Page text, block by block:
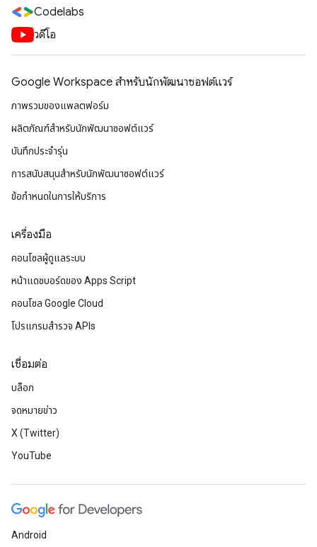
Codelabs
วิดีโอ
Google Workspace สําหรับนักพัฒนาซอฟต์แวร์
ภาพรวมของแพลตฟอร์ม
ผลิตภัณฑ์สําหรับนักพัฒนาซอฟต์แวร์
บันทึกประจำรุ่น
การสนับสนุนสำหรับนักพัฒนาซอฟต์แวร์
ข้อกำหนดในการให้บริการ
เครื่องมือ
คอนโซลผู้ดูแลระบบ
หน้าแดชบอร์ดของ Apps Script
คอนโซล Google Cloud
โปรแกรมสำรวจ APIs
เชื่อมต่อ
บล็อก
จดหมายข่าว
X (Twitter)
YouTube
Android